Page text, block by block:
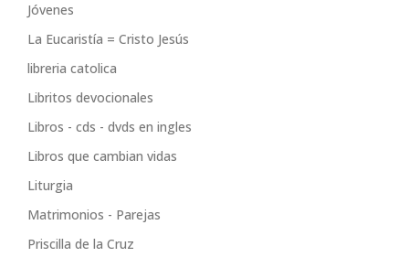
Jóvenes
La Eucaristía = Cristo Jesús
libreria catolica
Libritos devocionales
Libros - cds - dvds en ingles
Libros que cambian vidas
Liturgia
Matrimonios - Parejas
Priscilla de la Cruz